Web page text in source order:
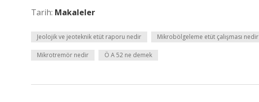
Tarih: Makaleler
Jeolojik ve jeoteknik etüt raporu nedir Mikrobölgeleme etüt çalışması nedir
Mikrotremör nedir Ö A 52 ne demek